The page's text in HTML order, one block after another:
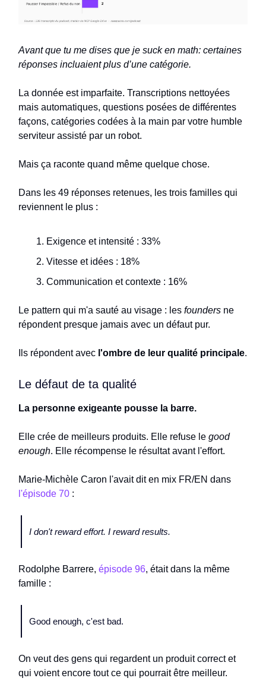
Avant que tu me dises que je suck en math: certaines
réponses incluaient plus d’une catégorie.
La donnée est imparfaite. Transcriptions nettoyées
mais automatiques, questions posées de différentes
façons, catégories codées à la main par votre humble
serviteur assisté par un robot.
Mais ça raconte quand même quelque chose.
Dans les 49 réponses retenues, les trois familles qui
reviennent le plus :
Exigence et intensité : 33%
Vitesse et idées : 18%
Communication et contexte : 16%
Le pattern qui m'a sauté au visage : les founders ne
répondent presque jamais avec un défaut pur.
Ils répondent avec l'ombre de leur qualité principale.
Le défaut de ta qualité
La personne exigeante pousse la barre.
Elle crée de meilleurs produits. Elle refuse le good
enough. Elle récompense le résultat avant l'effort.
Marie-Michèle Caron l'avait dit en mix FR/EN dans
l'épisode 70 :
I don't reward effort. I reward results.
Rodolphe Barrere, épisode 96, était dans la même
famille :
Good enough, c'est bad.
On veut des gens qui regardent un produit correct et
qui voient encore tout ce qui pourrait être meilleur.